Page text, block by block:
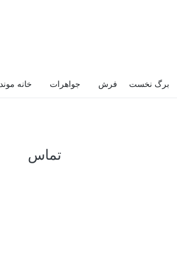
برگ نخست فرش جواهرات خانه موند
تماس